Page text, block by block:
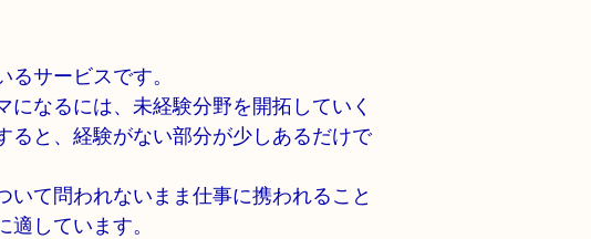
サービスです。
なるには、未経験分野を開拓していく
ると、経験がない部分が少しあるだけで
て問われないまま仕事に携われること
しています。